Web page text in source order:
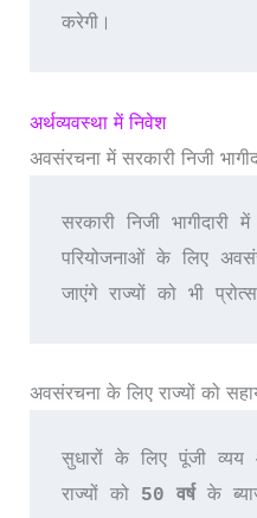
करेगी।
अर्थव्यवस्था में निवेश
अवसंरचना में सरकारी निजी
सरकारी निजी भागीदारी
परियोजनाओं के लिए
जाएंगे राज्यों को भी
अवसंरचना के लिए राज्यों को
सुधारों के लिए पूंजी व्यय
राज्यों को 50 वर्ष के